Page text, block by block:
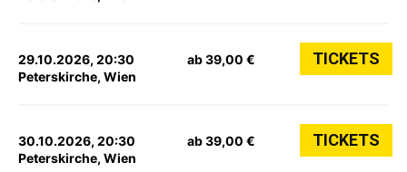
29.10.2026, 20:30
Peterskirche, Wien
ab 39,00 € TICKETS
30.10.2026, 20:30
Peterskirche, Wien
ab 39,00 € TICKETS